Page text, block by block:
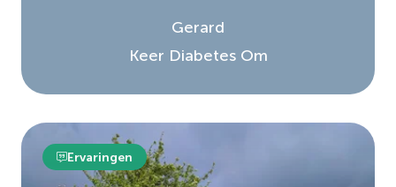
Gerard
Keer Diabetes Om
Ervaringen